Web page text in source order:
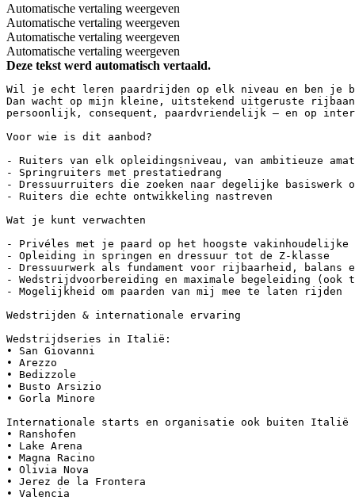
Automatische vertaling weergeven
Automatische vertaling weergeven
Automatische vertaling weergeven
Automatische vertaling weergeven
Deze tekst werd automatisch vertaald.
Wil je echt leren paardrijden op elk niveau en ben
Dan wacht op mijn kleine, uitstekend uitgeruste
persoonlijk, consequent, paardvriendelijk – en op
Voor wie is dit aanbod?
- Ruiters van elk opleidingsniveau, van ambitieuze
- Springruiters met prestatiedrang
- Dressuurruiters die zoeken naar degelijke basiswerk
- Ruiters die echte ontwikkeling nastreven
Wat je kunt verwachten
- Privéles met je paard op het hoogste
- Opleiding in springen en dressuur tot de Z-klasse
- Dressuurwerk als fundament voor rijbaarheid, balans
- Wedstrijdvoorbereiding en maximale begeleiding
- Mogelijkheid om paarden van mij mee te laten rijden
Wedstrijden & internationale ervaring
Wedstrijdseries in Italië:
• San Giovanni
• Arezzo
• Bedizzole
• Busto Arsizio
• Gorla Minore
Internationale starts en organisatie ook buiten
• Ranshofen
• Lake Arena
• Magna Racino
• Olivia Nova
• Jerez de la Frontera
• Valencia